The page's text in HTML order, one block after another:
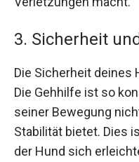
3. Sicherheit
Die Sicherheit deines
Die Gehhilfe ist so
seiner Bewegung
Stabilität bietet. Dies
der Hund sich